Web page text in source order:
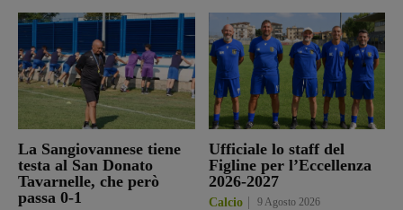
La Sangiovannese tiene
testa al San Donato
Tavarnelle, che però
passa 0-1
Ufficiale lo staff del
Figline per l’Eccellenza
2026-2027
Calcio 9 Agosto 2026